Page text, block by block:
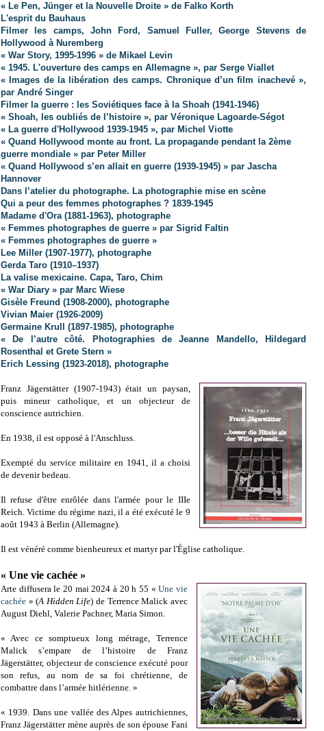
« Le Pen, Jünger et la Nouvelle Droite » de Falko Korth
L'esprit du Bauhaus
Filmer les camps, John Ford, Samuel Fuller, George Stevens de
Hollywood à Nuremberg
« War Story, 1995-1996 » de Mikael Levin
« 1945. L'ouverture des camps en Allemagne », par Serge Viallet
« Images de la libération des camps. Chronique d’un film inachevé »,
par André Singer
Filmer la guerre : les Soviétiques face à la Shoah (1941-1946)
« Shoah, les oubliés de l’histoire », par Véronique Lagoarde-Ségot
« La guerre d'Hollywood 1939-1945 », par Michel Viotte
« Quand Hollywood monte au front. La propagande pendant la 2ème
guerre mondiale » par Peter Miller
« Quand Hollywood s’en allait en guerre (1939-1945) » par Jascha
Hannover
Dans l’atelier du photographe. La photographie mise en scène
Qui a peur des femmes photographes ? 1839-1945
Madame d'Ora (1881-1963), photographe
« Femmes photographes de guerre » par Sigrid Faltin
« Femmes photographes de guerre »
Lee Miller (1907-1977), photographe
Gerda Taro (1910–1937)
La valise mexicaine. Capa, Taro, Chim
« War Diary » par Marc Wiese
Gisèle Freund (1908-2000), photographe
Vivian Maier (1926-2009)
Germaine Krull (1897-1985), photographe
« De l’autre côté. Photographies de Jeanne Mandello, Hildegard
Rosenthal et Grete Stern »
Erich Lessing (1923-2018), photographe
Franz Jägerstätter (1907-1943)était un paysan,
puis mineur catholique, et un objecteur de
conscience autrichien.
En 1938, il est opposé à l'Anschluss.
Exempté du service militaire en 1941, il a choisi
de devenir bedeau.
Il refuse d'être enrôlée dans l'armée pour le IIIe
Reich. Victime du régime nazi, il a étéexécuté le 9
août 1943 à Berlin (Allemagne).
Il est vénéré comme bienheureux et martyr par l'Église catholique.
« Une vie cachée »
Arte diffusera le 20 mai 2024 à 20 h 55 «Une vie
cachée » (A Hidden Life) de Terrence Malick avec
August Diehl, Valerie Pachner, Maria Simon.
« Avec ce somptueux long métrage, Terrence
Malick s’empare de l’histoire de Franz
Jägerstätter, objecteur de conscience exécuté pour
son refus, au nom de sa foi chrétienne, de
combattre dans l’armée hitlérienne. »
« 1939. Dans une vallée des Alpes autrichiennes,
Franz Jägerstätter mène auprès de son épouse Fani